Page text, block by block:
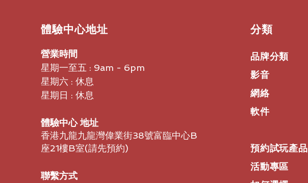
​體驗中心地址
營業時間
星期一至五 : 9am - 6pm
星期六 : 休息
星期日 : 休息
體驗中心 地址
香港九龍九龍灣偉業街38號富臨中心B
座21樓B室​(請先預約)
聯繫方式
​分類
品牌分類
影音
網絡
軟件
預約試玩產品
活動專區